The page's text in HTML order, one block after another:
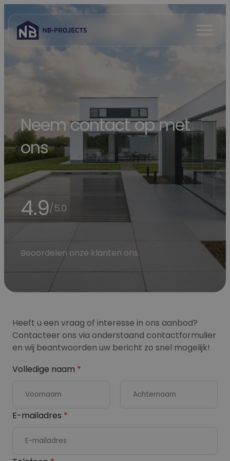
naar
inhoud
Open
menu
Neem contact op met
ons
4.9/5.0
Beoordelen onze klanten ons.
Heeft u een vraag of interesse in ons aanbod?
Contacteer ons via onderstaand contactformulier
en wij beantwoorden uw bericht zo snel mogelijk!
Volledige naam *
V
r
E-mailadres *